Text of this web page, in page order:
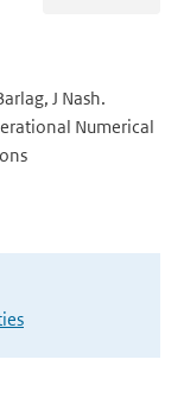
J Nash.
Numerical